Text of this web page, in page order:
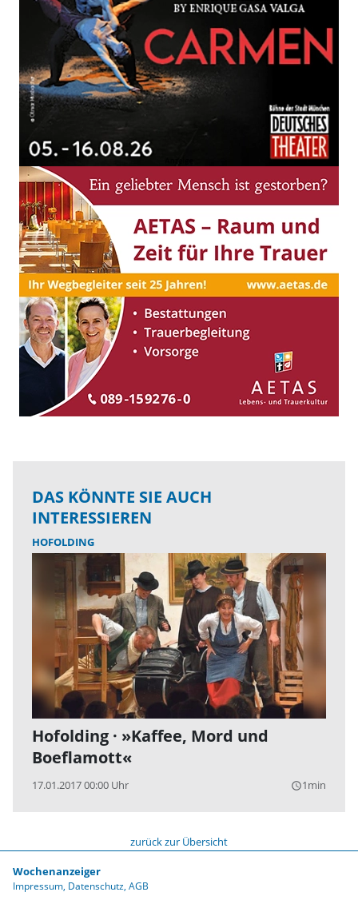
DAS KÖNNTE SIE AUCH
INTERESSIEREN
HOFOLDING
Hofolding · »Kaffee, Mord und
Boeflamott«
17.01.2017 00:00 Uhr query_builder1min
zurück zur Übersicht
Wochenanzeiger
Impressum Datenschutz AGB